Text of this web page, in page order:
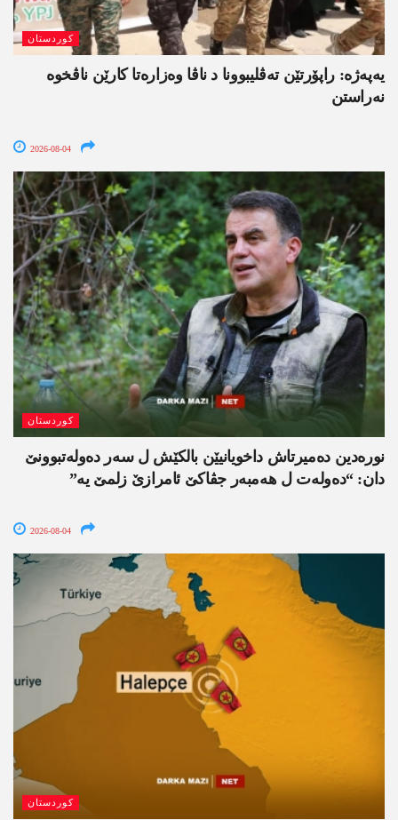
کوردستان
یەپەژە: راپۆرتێن تەڤلیبوونا د ناڤا وەزارەتا کارێن ناڤخوە
نەراستن
2026-08-04
کوردستان
نورەدین دەمیرتاش داخویانیێن بالکێش ل سەر دەولەتبوونێ
دان: “دەولەت ل ھەمبەر جڤاکێ ئامرازێ زلمێ یە”
2026-08-04
کوردستان